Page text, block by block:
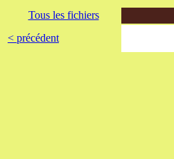
Tous les fichiers
< précédent